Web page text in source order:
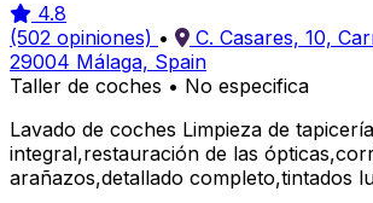
4.8
(502 opiniones) •
C. Casares, 10,
29004 Málaga, Spain
Taller de coches • No especifica
Lavado de coches Limpieza de
integral,restauración de las
arañazos,detallado completo,tintados